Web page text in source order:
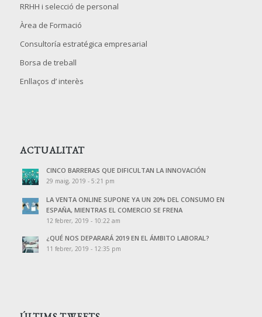
RRHH i selecció de personal
Àrea de Formació
Consultoría estratégica empresarial
Borsa de treball
Enllaços d’ interès
ACTUALITAT
CINCO BARRERAS QUE DIFICULTAN LA INNOVACIÓN
29 maig, 2019 - 5:21 pm
LA VENTA ONLINE SUPONE YA UN 20% DEL CONSUMO EN
ESPAÑA, MIENTRAS EL COMERCIO SE FRENA
12 febrer, 2019 - 10:22 am
¿QUÉ NOS DEPARARÁ 2019 EN EL ÁMBITO LABORAL?
11 febrer, 2019 - 12:35 pm